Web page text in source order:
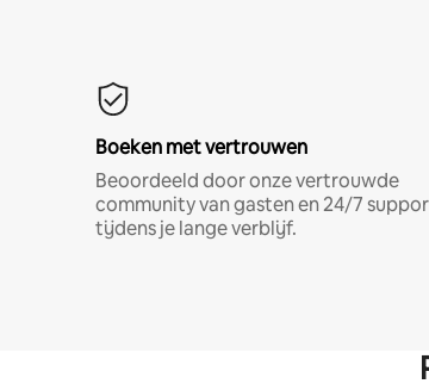
Boeken met vertrouwen
Beoordeeld door onze vertrouwde
community van gasten en 24/7
tijdens je lange verblijf.